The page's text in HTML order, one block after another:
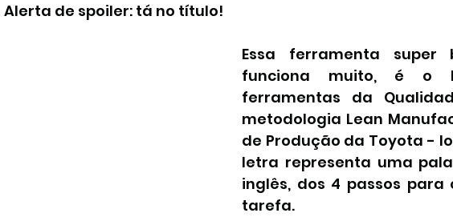
Alerta de spoiler: tá no título!
Essa ferramenta super
funciona muito, é o
ferramentas da
metodologia Lean
de Produção da Toyota -
letra representa uma
inglês, dos 4 passos para
tarefa.